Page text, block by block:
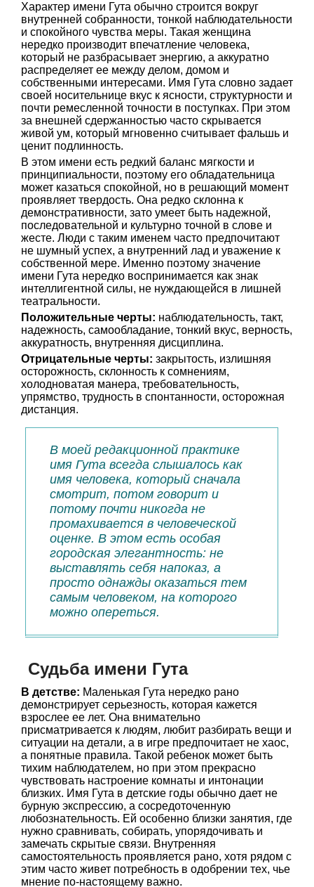
Характер имени Гута обычно строится вокруг
внутренней собранности, тонкой наблюдательности
и спокойного чувства меры. Такая женщина
нередко производит впечатление человека,
который не разбрасывает энергию, а аккуратно
распределяет ее между делом, домом и
собственными интересами. Имя Гута словно задает
своей носительнице вкус к ясности, структурности и
почти ремесленной точности в поступках. При этом
за внешней сдержанностью часто скрывается
живой ум, который мгновенно считывает фальшь и
ценит подлинность.
В этом имени есть редкий баланс мягкости и
принципиальности, поэтому его обладательница
может казаться спокойной, но в решающий момент
проявляет твердость. Она редко склонна к
демонстративности, зато умеет быть надежной,
последовательной и культурно точной в слове и
жесте. Люди с таким именем часто предпочитают
не шумный успех, а внутренний лад и уважение к
собственной мере. Именно поэтому значение
имени Гута нередко воспринимается как знак
интеллигентной силы, не нуждающейся в лишней
театральности.
Положительные черты: наблюдательность, такт,
надежность, самообладание, тонкий вкус, верность,
аккуратность, внутренняя дисциплина.
Отрицательные черты: закрытость, излишняя
осторожность, склонность к сомнениям,
холодноватая манера, требовательность,
упрямство, трудность в спонтанности, осторожная
дистанция.
В моей редакционной практике
имя Гута всегда слышалось как
имя человека, который сначала
смотрит, потом говорит и
потому почти никогда не
промахивается в человеческой
оценке. В этом есть особая
городская элегантность: не
выставлять себя напоказ, а
просто однажды оказаться тем
самым человеком, на которого
можно опереться.
Судьба имени Гута
В детстве: Маленькая Гута нередко рано
демонстрирует серьезность, которая кажется
взрослее ее лет. Она внимательно
присматривается к людям, любит разбирать вещи и
ситуации на детали, а в игре предпочитает не хаос,
а понятные правила. Такой ребенок может быть
тихим наблюдателем, но при этом прекрасно
чувствовать настроение комнаты и интонации
близких. Имя Гута в детские годы обычно дает не
бурную экспрессию, а сосредоточенную
любознательность. Ей особенно близки занятия, где
нужно сравнивать, собирать, упорядочивать и
замечать скрытые связи. Внутренняя
самостоятельность проявляется рано, хотя рядом с
этим часто живет потребность в одобрении тех, чье
мнение по-настоящему важно.